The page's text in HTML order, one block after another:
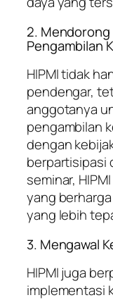
2. Mendorong
Pengambilan
HIPMI tidak
pendengar,
anggotanya
pengambilan
dengan
berpartisipasi
seminar,
yang
yang lebih
3. Mengawal
HIPMI juga
implementasi